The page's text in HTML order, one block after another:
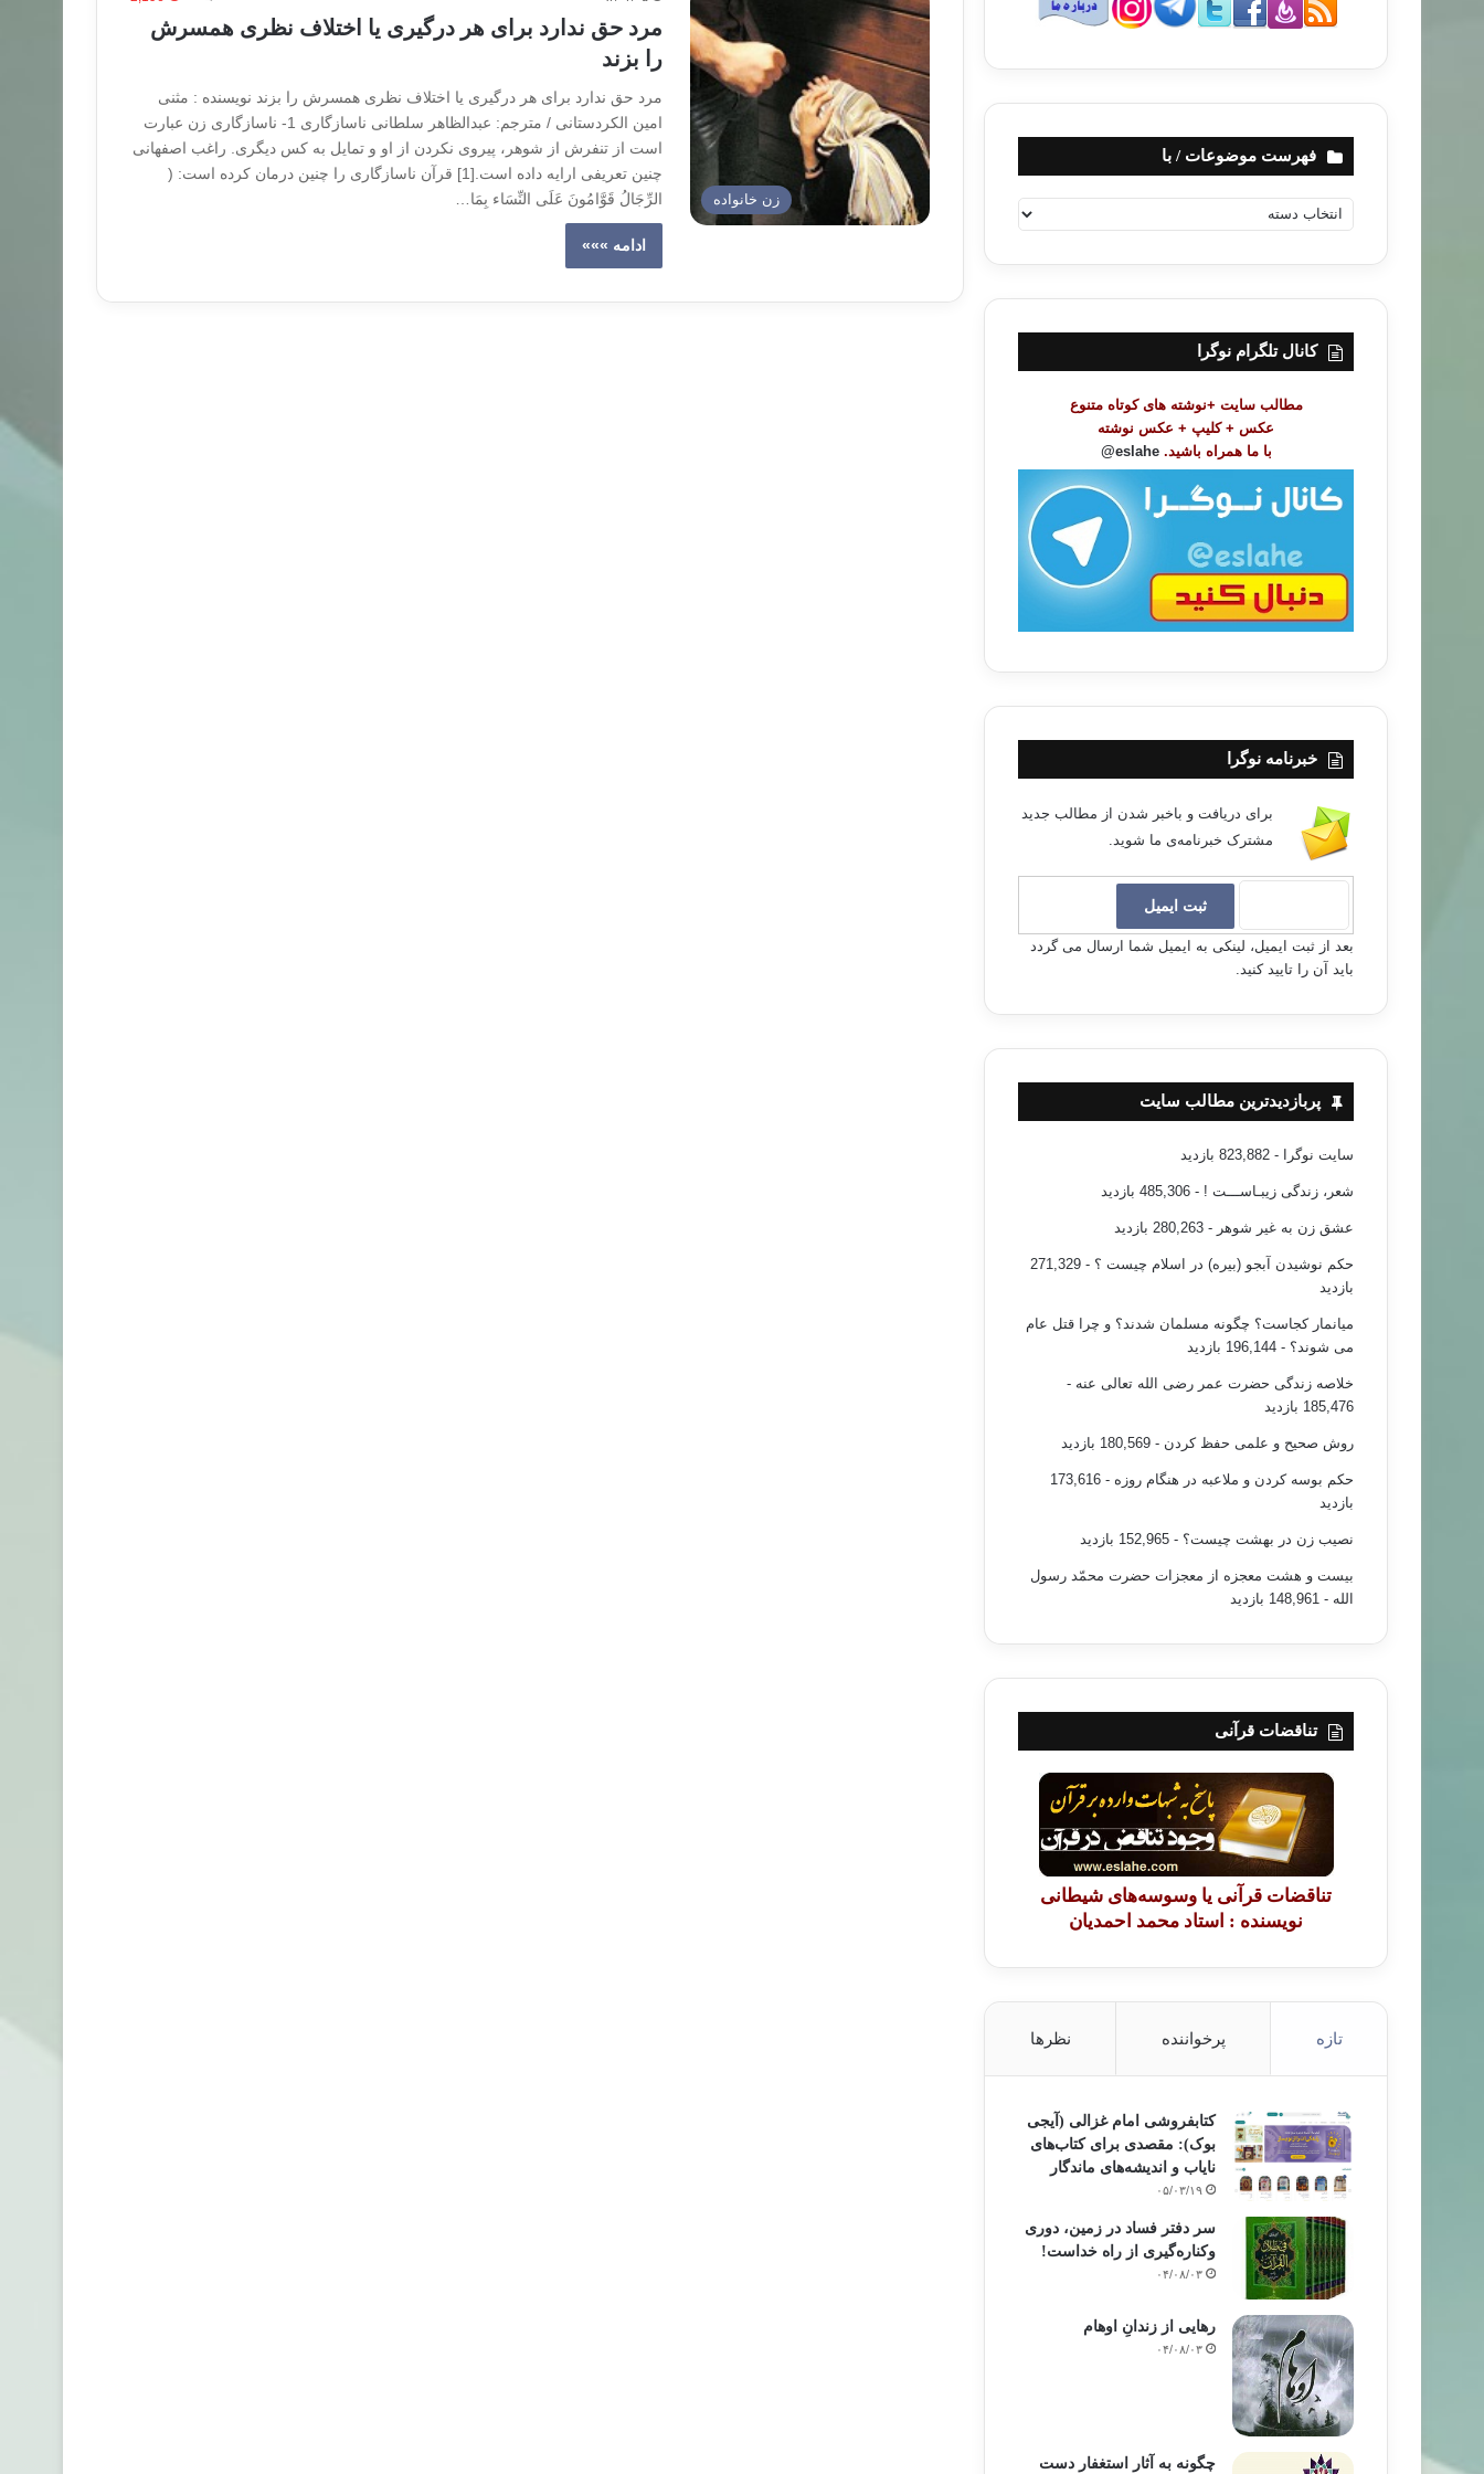
زن خانواده
مرد حق ندارد برای هر درگیری یا اختلاف نظری همسرش
را بزند
مرد حق ندارد برای هر درگیری یا اختلاف نظری همسرش را بزند نویسنده : مثنی
امین الکردستانی / مترجم: عبدالظاهر سلطانی ناسازگاری 1- ناسازگاری زن عبارت
است از تنفرش از شوهر، پیروی نکردن از او و تمایل به کس دیگری. راغب اصفهانی
چنین تعریفی ارایه داده است.[1] قرآن ناسازگاری را چنین درمان کرده است: (‏
الرِّجَالُ قَوَّامُونَ عَلَى النِّسَاء بِمَا…
ادامه »»»
فهرست موضوعات / با
ه
ت
ض
کانال تلگرام نوگرا
مطالب سایت +نوشته های کوتاه متنوع
عکس + کلیپ + عکس نوشته
با ما همراه باشید. eslahe@
خبرنامه نوگرا
برای دریافت و باخبر شدن از مطالب جدید
مشترک خبرنامه‌ی ما شوید.
بعد از ثبت ایمیل، لینکی به ایمیل شما ارسال می گردد
باید آن را تایید کنید.
پربازدیدترین مطالب سایت
سایت نوگرا - 823,882 بازدید
شعر، زندگی زیبـاســـت ! - 485,306 بازدید
عشق زن به غیر شوهر - 280,263 بازدید
حکم نوشیدن آبجو (بیره) در اسلام چیست ؟
- 271,329
بازدید
میانمار کجاست؟ چگونه مسلمان شدند؟ و چرا قتل عام
می شوند؟ - 196,144 بازدید
خلاصه زندگی حضرت عمر رضی الله تعالی عنه -
185,476 بازدید
روش صحیح و علمی حفظ کردن - 180,569 بازدید
حکم بوسه کردن و ملاعبه در هنگام روزه
- 173,616
بازدید
نصیب زن در بهشت چیست؟ - 152,965 بازدید
بیست و هشت معجزه از معجزات حضرت محمّد رسول
الله - 148,961 بازدید
تناقضات قرآنی
تناقضات قرآنی یا وسوسه‌های شیطانی
نویسنده : استاد محمد احمدیان
تازه پرخواننده نظرها
کتابفروشی امام غزالی (آیجی
بوک): مقصدی برای کتاب‌های
نایاب و اندیشه‌های ماندگار
۰۵/۰۳/۱۹
سر دفتر فساد در زمین‌، دوری
وکناره‌گیری از راه خداست‌!
۰۴/۰۸/۰۳
رهایی از زندانِ اوهام
۰۴/۰۸/۰۳
چگونه به آثار استغفار دست